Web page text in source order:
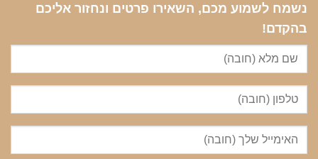
נשמח לשמוע מכם, השאירו פרטים ונחזור אליכם
בהקדם!